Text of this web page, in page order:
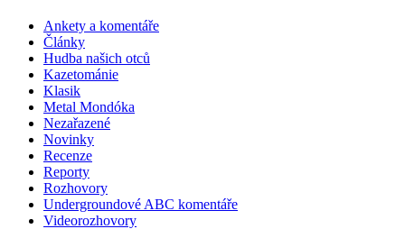
Ankety a komentáře
Články
Hudba našich otců
Kazetománie
Klasik
Metal Mondóka
Nezařazené
Novinky
Recenze
Reporty
Rozhovory
Undergroundové ABC komentáře
Videorozhovory